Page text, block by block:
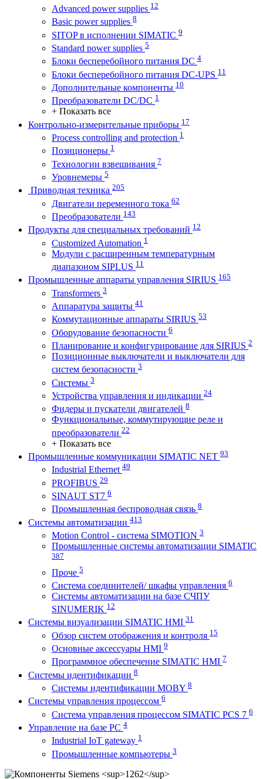
Advanced power supplies 12
Basic power supplies 8
SITOP в исполнении SIMATIC 9
Standard power supplies 5
Блоки бесперебойного питания DC 4
Блоки бесперебойного питания DC-UPS 11
Дополнительные компоненты 10
Преобразователи DC/DC 1
+ Показать все
Контрольно-измерительные приборы 17
Process controlling and protection 1
Позиционеры 1
Технологии взвешивания 7
Уровнемеры 5
Приводная техника 205
Двигатели переменного тока 62
Преобразователи 143
Продукты для специальных требований 12
Customized Automation 1
Модули с расширенным температурным
диапазоном SIPLUS 11
Промышленные аппараты управления SIRIUS 165
Transformers 3
Аппаратура защиты 41
Коммутационные аппараты SIRIUS 53
Оборудование безопасности 6
Планирование и конфигурирование для SIRIUS 2
Позиционные выключатели и выключатели для
систем безопасности 3
Системы 3
Устройства управления и индикации 24
Фидеры и пускатели двигателей 8
Функциональные, коммутирующие реле и
преобразователи 22
+ Показать все
Промышленные коммуникации SIMATIC NET 93
Industrial Ethernet 49
PROFIBUS 29
SINAUT ST7 6
Промышленная беспроводная связь 8
Системы автоматизации 413
Motion Control - система SIMOTION 3
Промышленные системы автоматизации SIMATIC
387
Проче 5
Система соединителей/ шкафы управления 6
Системы автоматизации на базе СЧПУ
SINUMERIK 12
Системы визуализации SIMATIC HMI 31
Обзор систем отображения и контроля 15
Основные аксессуары HMI 9
Программное обеспечение SIMATIC HMI 7
Системы идентификации 8
Системы идентификации MOBY 8
Системы управления процессом 6
Система управления процессом SIMATIC PCS 7 6
Управление на базе РС 4
Industrial IoT gateway 1
Промышленные компьютеры 3